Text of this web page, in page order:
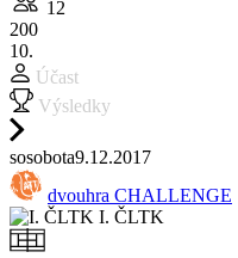
12
200
10.
Účast
Výsledky
sosobota9.12.2017
dvouhra CHALLENGE
I. ČLTK